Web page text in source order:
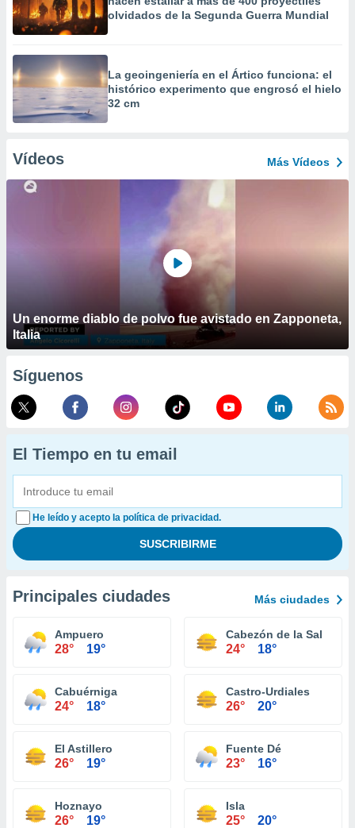
olvidados de la Segunda Guerra Mundial
La geoingeniería en el Ártico funciona: el
histórico experimento que engrosó el hielo
32 cm
Vídeos Más Vídeos
Un enorme diablo de polvo fue avistado en Zapponeta,
Italia
Síguenos
El Tiempo en tu email
He leído y acepto la política de privacidad.
Principales ciudades Más ciudades
Ampuero
28° 19°
Cabezón de la Sal
24° 18°
Cabuérniga
24° 18°
Castro-Urdiales
26° 20°
El Astillero
26° 19°
Fuente Dé
23° 16°
Hoznayo
26° 19°
Isla
25° 20°